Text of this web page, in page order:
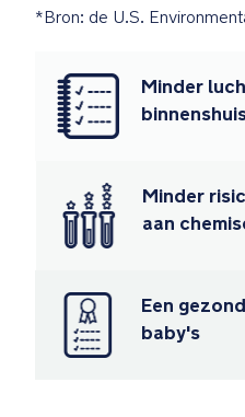
PRODUCT
Aanbevolen
gebruik:
het
kind:
cm
Voldoet
*Bron: de U.S.
Minder
Minder
aan
Een
baby's